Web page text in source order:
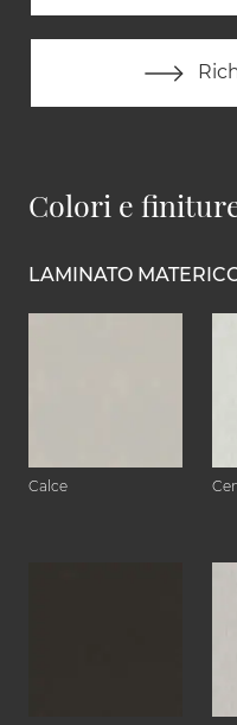
Colori e
LAMINATO
Calce